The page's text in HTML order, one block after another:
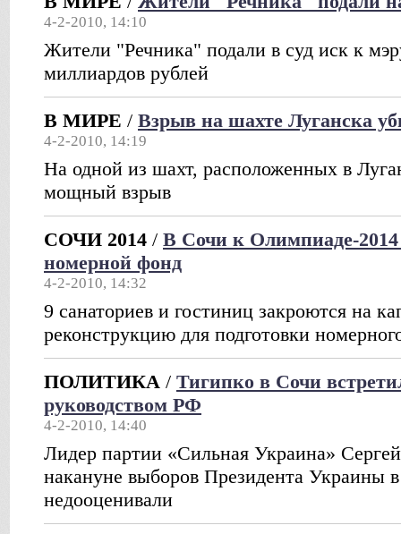
4-2-2010, 14:10
Жители "Речника" подали в суд иск к
миллиардов рублей
В МИРЕ / Взрыв на шахте Луганска
4-2-2010, 14:19
На одной из шахт, расположенных в
мощный взрыв
СОЧИ 2014 / В Сочи к Олимпиаде-2014
номерной фонд
4-2-2010, 14:32
9 санаториев и гостиниц закроются на
реконструкцию для подготовки
ПОЛИТИКА / Тигипко в Сочи
руководством РФ
4-2-2010, 14:40
Лидер партии «Сильная Украина»
накануне выборов Президента Украины
недооценивали